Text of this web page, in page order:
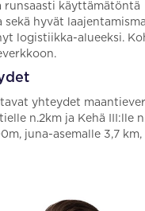
runsaasti käyttämätöntä
sekä hyvät
logistiikka-alueeksi.
yhteydet
n.2km ja Kehä III:lle
juna-asemalle 3,7